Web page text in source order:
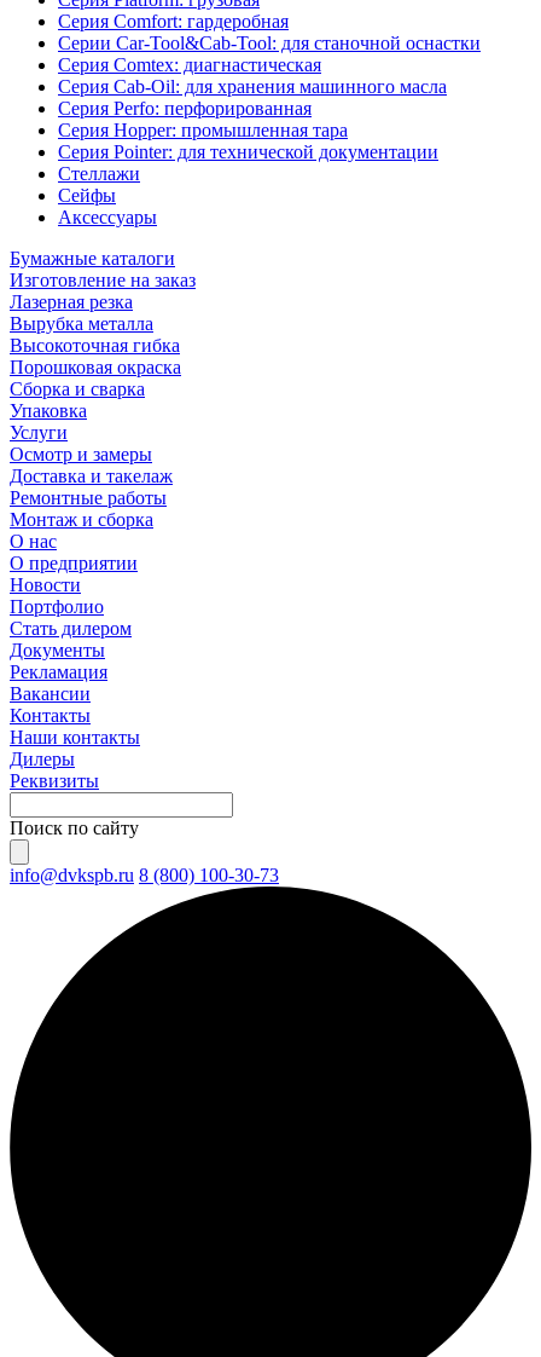
Серия Comfort: гардеробная
Серии Car-Tool&Cab-Tool: для станочной оснастки
Серия Comtex: диагнастическая
Серия Cab-Oil: для хранения машинного масла
Серия Perfo: перфорированная
Серия Hopper: промышленная тара
Серия Pointer: для технической документации
Стеллажи
Сейфы
Аксессуары
Бумажные каталоги
Изготовление на заказ
Лазерная резка
Вырубка металла
Высокоточная гибка
Порошковая окраска
Сборка и сварка
Упаковка
Услуги
Осмотр и замеры
Доставка и такелаж
Ремонтные работы
Монтаж и сборка
О нас
О предприятии
Новости
Портфолио
Стать дилером
Документы
Рекламация
Вакансии
Контакты
Наши контакты
Дилеры
Реквизиты
Поиск по сайту
info@dvkspb.ru 8 (800) 100-30-73